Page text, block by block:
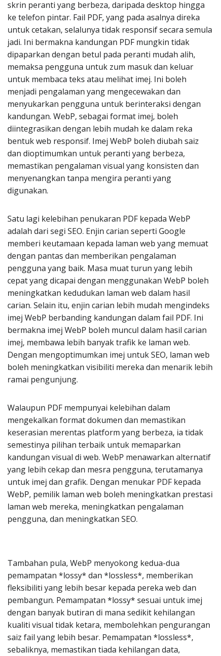
skrin peranti yang berbeza, daripada desktop hingga
ke telefon pintar. Fail PDF, yang pada asalnya direka
untuk cetakan, selalunya tidak responsif secara semula
jadi. Ini bermakna kandungan PDF mungkin tidak
dipaparkan dengan betul pada peranti mudah alih,
memaksa pengguna untuk zum masuk dan keluar
untuk membaca teks atau melihat imej. Ini boleh
menjadi pengalaman yang mengecewakan dan
menyukarkan pengguna untuk berinteraksi dengan
kandungan. WebP, sebagai format imej, boleh
diintegrasikan dengan lebih mudah ke dalam reka
bentuk web responsif. Imej WebP boleh diubah saiz
dan dioptimumkan untuk peranti yang berbeza,
memastikan pengalaman visual yang konsisten dan
menyenangkan tanpa mengira peranti yang
digunakan.
Satu lagi kelebihan penukaran PDF kepada WebP
adalah dari segi SEO. Enjin carian seperti Google
memberi keutamaan kepada laman web yang memuat
dengan pantas dan memberikan pengalaman
pengguna yang baik. Masa muat turun yang lebih
cepat yang dicapai dengan menggunakan WebP boleh
meningkatkan kedudukan laman web dalam hasil
carian. Selain itu, enjin carian lebih mudah mengindeks
imej WebP berbanding kandungan dalam fail PDF. Ini
bermakna imej WebP boleh muncul dalam hasil carian
imej, membawa lebih banyak trafik ke laman web.
Dengan mengoptimumkan imej untuk SEO, laman web
boleh meningkatkan visibiliti mereka dan menarik lebih
ramai pengunjung.
Walaupun PDF mempunyai kelebihan dalam
mengekalkan format dokumen dan memastikan
keserasian merentas platform yang berbeza, ia tidak
semestinya pilihan terbaik untuk memaparkan
kandungan visual di web. WebP menawarkan alternatif
yang lebih cekap dan mesra pengguna, terutamanya
untuk imej dan grafik. Dengan menukar PDF kepada
WebP, pemilik laman web boleh meningkatkan prestasi
laman web mereka, meningkatkan pengalaman
pengguna, dan meningkatkan SEO.
Tambahan pula, WebP menyokong kedua-dua
pemampatan *lossy* dan *lossless*, memberikan
fleksibiliti yang lebih besar kepada pereka web dan
pembangun. Pemampatan *lossy* sesuai untuk imej
dengan banyak butiran di mana sedikit kehilangan
kualiti visual tidak ketara, membolehkan pengurangan
saiz fail yang lebih besar. Pemampatan *lossless*,
sebaliknya, memastikan tiada kehilangan data,